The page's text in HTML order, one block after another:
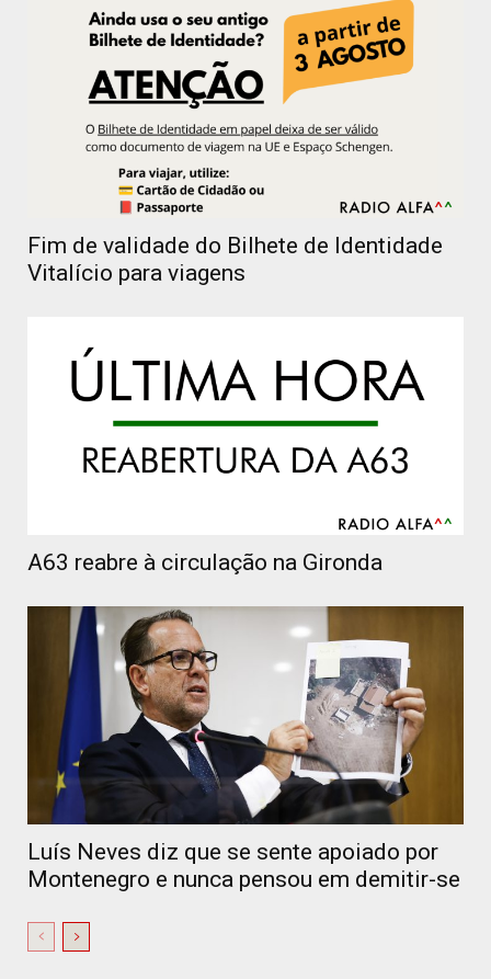
Fim de validade do Bilhete de Identidade
Vitalício para viagens
A63 reabre à circulação na Gironda
Luís Neves diz que se sente apoiado por
Montenegro e nunca pensou em demitir-se